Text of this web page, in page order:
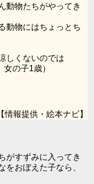
動物たちがやってき
動物にはちょっとち
しくないのでは
の子1歳）
【情報提供・絵本ナビ】
がすずみに入ってき
おぼえた子なら、